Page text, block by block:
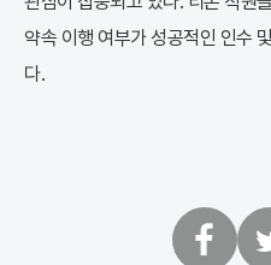
약속 이행 여부가 성공적인 인수
다.